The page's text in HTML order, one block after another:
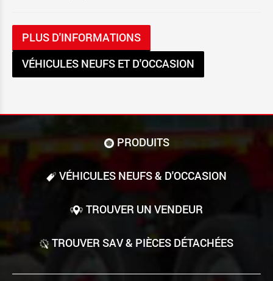
PLUS D'INFORMATIONS
VÉHICULES NEUFS ET D'OCCASION
PRODUITS
VÉHICULES NEUFS & D'OCCASION
TROUVER UN VENDEUR
TROUVER SAV & PIÈCES DÉTACHÉES